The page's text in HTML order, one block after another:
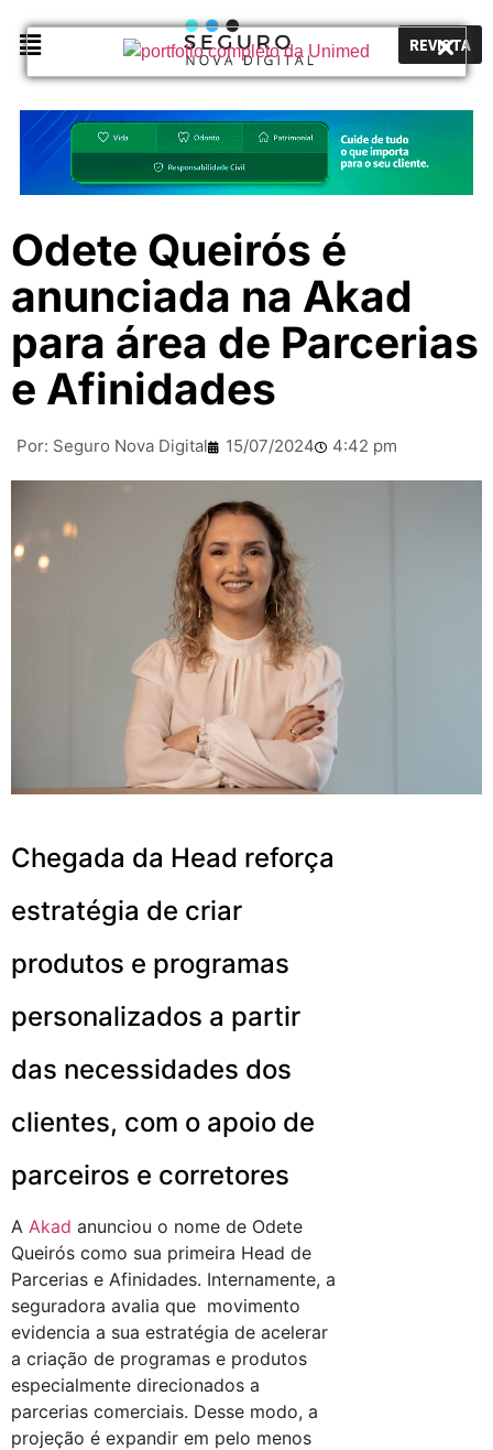
REVISTA
Odete Queirós é
anunciada na Akad
para área de Parcerias
e Afinidades
Por: Seguro Nova Digital 15/07/2024 4:42 pm
Chegada da Head reforça
estratégia de criar
produtos e programas
personalizados a partir
das necessidades dos
clientes, com o apoio de
parceiros e corretores
A Akad anunciou o nome de Odete
Queirós como sua primeira Head de
Parcerias e Afinidades. Internamente, a
seguradora avalia que movimento
evidencia a sua estratégia de acelerar
a criação de programas e produtos
especialmente direcionados a
parcerias comerciais. Desse modo, a
projeção é expandir em pelo menos